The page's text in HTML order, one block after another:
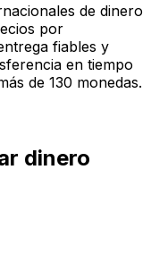
de dinero
por
fiables y
en tiempo
de 130 monedas.
dinero